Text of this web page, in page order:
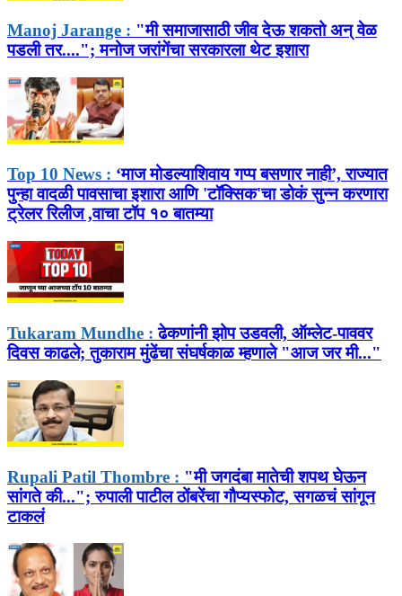
Manoj Jarange : "मी समाजासाठी जीव देऊ शकतो अन् वेळ
पडली तर...."; मनोज जरांगेंचा सरकारला थेट इशारा
Top 10 News : ‘माज मोडल्याशिवाय गप्प बसणार नाही’, राज्यात
पुन्हा वादळी पावसाचा इशारा आणि 'टॉक्सिक'चा डोकं सुन्न करणारा
ट्रेलर रिलीज ,वाचा टॉप १० बातम्या
Tukaram Mundhe : ढेकणांनी झोप उडवली, ऑम्लेट-पाववर
दिवस काढले; तुकाराम मुंढेंचा संघर्षकाळ म्हणाले "आज जर मी..."
Rupali Patil Thombre : "मी जगदंबा मातेची शपथ घेऊन
सांगते की..."; रुपाली पाटील ठोंबरेंचा गौप्यस्फोट, सगळचं सांगून
टाकलं